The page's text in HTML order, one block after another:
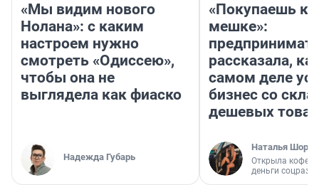
«Мы видим нового
Нолана»: с каким
настроем нужно
смотреть «Одиссею»,
чтобы она не
выглядела как фиаско
Надежда Губарь
«Покупаешь
мешке»:
рассказала,
самом деле
бизнес со
дешевых
Наталья
Открыла
деньги